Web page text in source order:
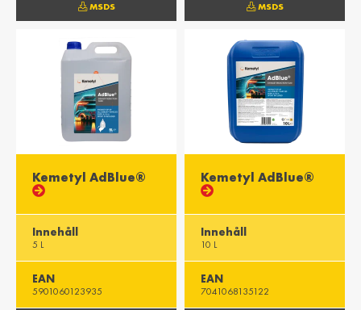
MSDS MSDS
Kemetyl AdBlue®
Innehåll
5 L
EAN
5901060123935
Kemetyl AdBlue®
Innehåll
10 L
EAN
7041068135122